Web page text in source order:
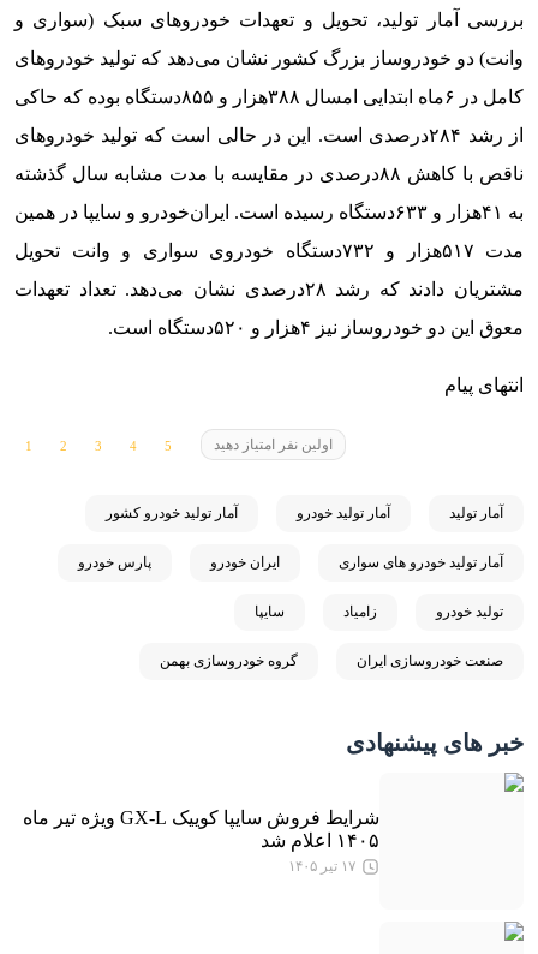
بررسی آمار تولید، تحویل و تعهدات خودروهای سبک (سواری و
وانت) دو خودروساز بزرگ کشور نشان می‌دهد که تولید خودروهای
کامل در ۶ماه ابتدایی امسال ۳۸۸‌هزار و ۸۵۵دستگاه بوده که حاکی
از رشد ۲۸۴درصدی است. این در حالی است که تولید خودروهای
ناقص با کاهش ۸۸درصدی در مقایسه با مدت مشابه سال گذشته
به ۴۱‌هزار و ۶۳۳دستگاه رسیده است. ایران‌‌‌خودرو و سایپا در همین
مدت ۵۱۷‌هزار و ۷۳۲دستگاه خودروی سواری و وانت تحویل
مشتریان دادند که رشد ۲۸درصدی نشان می‌دهد. تعداد تعهدات
معوق این دو خودروساز نیز ۴‌هزار و ۵۲۰دستگاه است.
انتهای پیام
اولین نفر امتیاز دهید
آمار تولید آمار تولید خودرو آمار تولید خودرو کشور
آمار تولید خودرو های سواری ایران خودرو پارس خودرو
تولید خودرو زامیاد سایپا
صنعت خودروسازی ایران گروه خودروسازی بهمن
خبر های پیشنهادی
شرایط فروش سایپا کوییک GX-L ویژه تیر ماه
۱۴۰۵ اعلام شد
۱۷ تیر ۱۴۰۵